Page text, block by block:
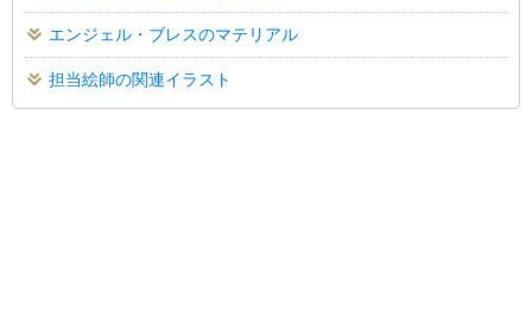
エンジェル・ブレスのマテリアル
担当絵師の関連イラスト